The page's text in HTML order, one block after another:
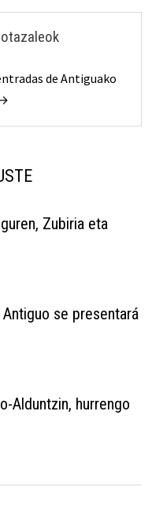
de Antiguako
Zubiria eta
se presentará
Alduntzin, hurrengo